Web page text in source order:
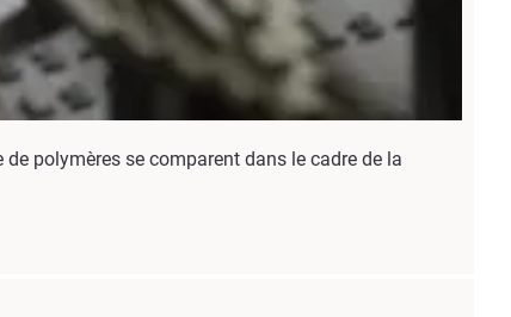
polymères se comparent dans le cadre de la